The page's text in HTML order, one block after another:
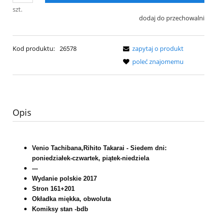
szt.
dodaj do przechowalni
Kod produktu: 26578
zapytaj o produkt
poleć znajomemu
Opis
Venio Tachibana,Rihito Takarai - Siedem dni:
poniedziałek-czwartek, piątek-niedziela
---
Wydanie polskie 2017
Stron 161+201
Okładka miękka, obwoluta
Komiksy stan -bdb